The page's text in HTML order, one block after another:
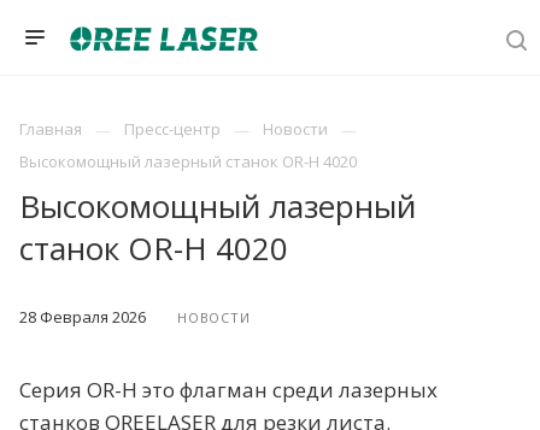
Главная Пресс-центр
Новости
Высокомощный лазерный станок OR-H 4020
Высокомощный лазерный
станок OR-H 4020
28 Февраля 2026 НОВОСТИ
Серия OR-H это флагман среди лазерных
станков OREELASER для резки листа.